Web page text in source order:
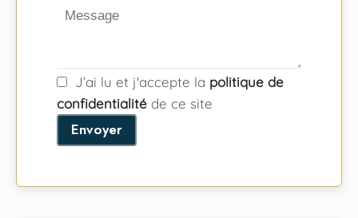
J’ai lu et j'accepte la politique de
confidentialité de ce site
Envoyer